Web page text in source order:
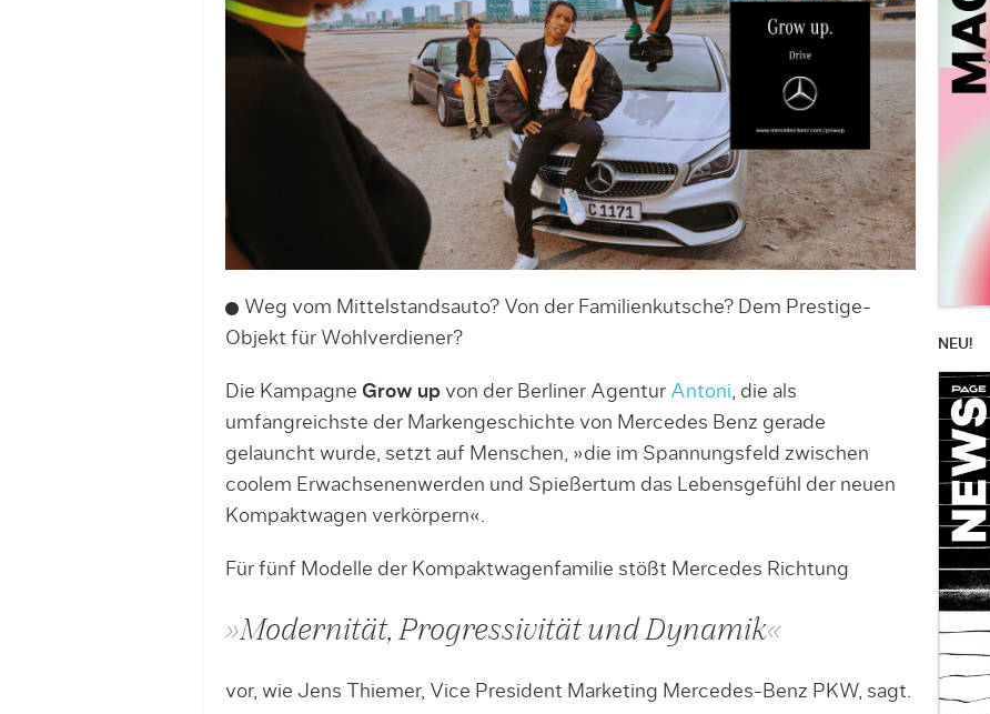
Weg vom Mittelstandsauto? Von der Familienkutsche? Dem Prestige-
Objekt für Wohlverdiener?
Die Kampagne Grow up von der Berliner Agentur Antoni, die als
umfangreichste der Markengeschichte von Mercedes Benz gerade
gelauncht wurde, setzt auf Menschen, »die im Spannungsfeld zwischen
coolem Erwachsenenwerden und Spießertum das Lebensgefühl der neuen
Kompaktwagen verkörpern«.
Für fünf Modelle der Kompaktwagenfamilie stößt Mercedes Richtung
»Modernität, Progressivität und Dynamik«
vor, wie Jens Thiemer, Vice President Marketing Mercedes-Benz PKW, sagt.
NEU!